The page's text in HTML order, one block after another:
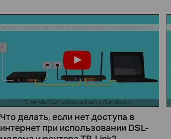
Что делать, если нет доступа в
интернет при использовании DSL-